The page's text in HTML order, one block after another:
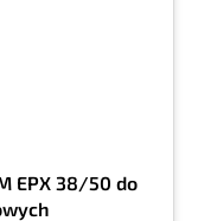
EPX 38/50 do